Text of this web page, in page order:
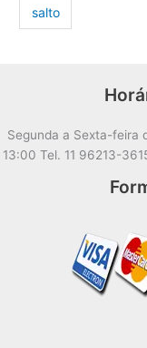
salto
Segunda a Sexta-feira
13:00 Tel. 11 96213-